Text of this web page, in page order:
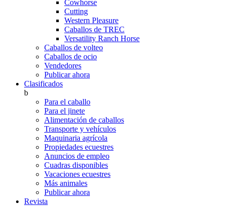
Cowhorse
Cutting
Western Pleasure
Caballos de TREC
Versatility Ranch Horse
Caballos de volteo
Caballos de ocio
Vendedores
Publicar ahora
Clasificados
b
Para el caballo
Para el jinete
Alimentación de caballos
Transporte y vehículos
Maquinaria agrícola
Propiedades ecuestres
Anuncios de empleo
Cuadras disponibles
Vacaciones ecuestres
Más animales
Publicar ahora
Revista